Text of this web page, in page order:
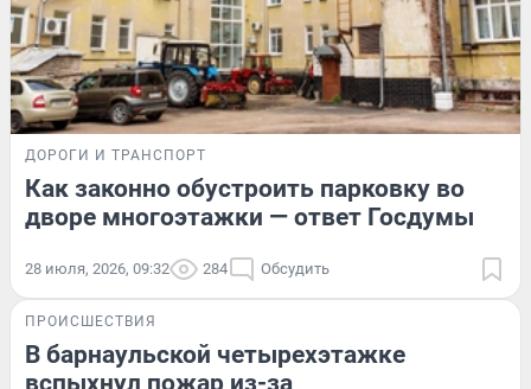
ДОРОГИ И ТРАНСПОРТ
Как законно обустроить парковку во
дворе многоэтажки — ответ Госдумы
28 июля, 2026, 09:32 284 Обсудить
ПРОИСШЕСТВИЯ
В барнаульской четырехэтажке
вспыхнул пожар из-за